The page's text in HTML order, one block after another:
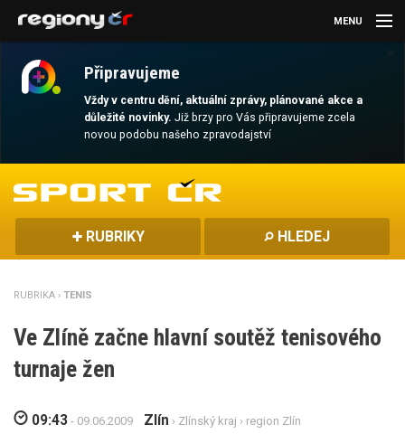
Připravujeme
Vždy v centru dění, aktuální zprávy, plánované akce a
důležité novinky.Již brzy pro Vás připravujeme zcela
novou podobu našeho zpravodajství
MENU
AKTUALITY
MAGAZÍN
DALŠÍ
REGION
RUBRIKY HLEDEJ
RUBRIKA › TENIS
Ve Zlíně začne hlavní soutěž tenisového
turnaje žen
09:43 - 09.06.2009 Zlín › Zlínský kraj › region Zlín